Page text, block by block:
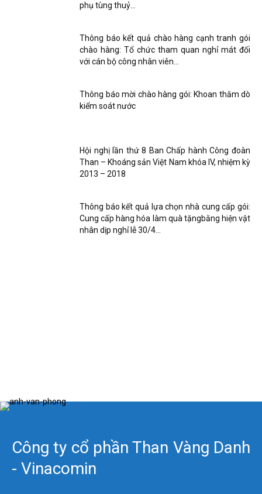
phụ tùng thuỷ...
Thông báo kết quả chào hàng cạnh tranh gói
chào hàng: Tổ chức tham quan nghỉ mát đối
với cán bộ công nhân viên...
Thông báo mời chào hàng gói: Khoan thăm dò
kiểm soát nước
Hội nghị lần thứ 8 Ban Chấp hành Công đoàn
Than – Khoáng sản Việt Nam khóa IV, nhiệm kỳ
2013 – 2018
Thông báo kết quả lựa chọn nhà cung cấp gói:
Cung cấp hàng hóa làm quà tặngbằng hiện vật
nhân dịp nghỉ lễ 30/4...
Công ty cổ phần Than Vàng Danh
- Vinacomin